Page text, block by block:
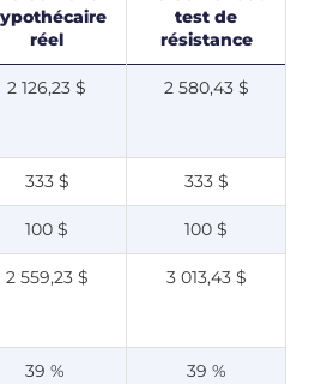
réel
test de
résistance
2 126,23 $ 2 580,43 $
333 $ 333 $
100 $ 100 $
2 559,23 $ 3 013,43 $
39 % 39 %